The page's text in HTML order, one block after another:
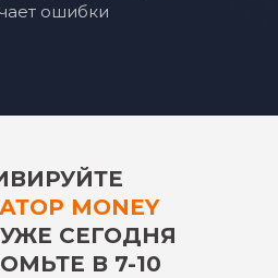
ошибки
MONEY
УЖЕ СЕГОДНЯ
В 7-10